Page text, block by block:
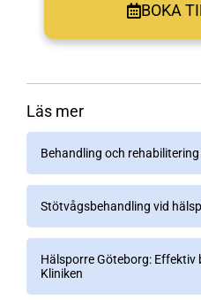
BOKA
Läs mer
Behandling och
Stötvågsbehandling vid
Hälsporre Göteborg: Effektiv
Kliniken